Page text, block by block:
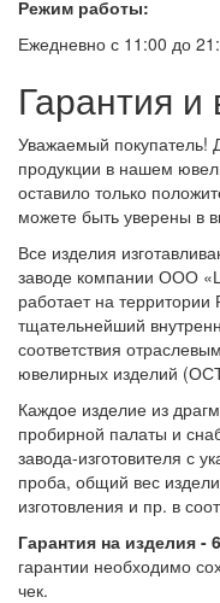
Режим работы:
Ежедневно с 11:00 до
Гарантия и
Уважаемый покупатель!
продукции в нашем
оставило только
можете быть уверены в
Все изделия
заводе компании ООО
работает на
тщательнейший
соответствия
ювелирных изделий
Каждое изделие из
пробирной палаты и
завода-изготовителя с
проба, общий вес
изготовления и пр. в
Гарантия на изделия -
гарантии необходимо
чек.